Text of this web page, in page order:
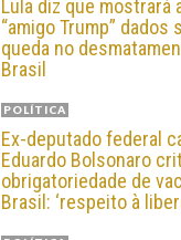
Lula diz que mostrará
“amigo Trump” dados
queda no
Brasil
POLÍTICA
Ex-deputado federal
Eduardo Bolsonaro
obrigatoriedade de
Brasil: ‘respeito à